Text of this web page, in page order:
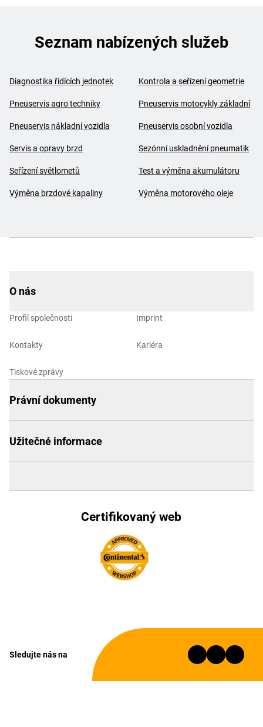
Seznam nabízených služeb
Diagnostika řídících jednotek Kontrola a seřízení geometrie
Pneuservis agro techniky Pneuservis motocykly základní
Pneuservis nákladní vozidla Pneuservis osobní vozidla
Servis a opravy brzd Sezónní uskladnění pneumatik
Seřízení světlometů Test a výměna akumulátoru
Výměna brzdové kapaliny Výměna motorového oleje
O nás
Profil společnosti
Kontakty
Tiskové zprávy
Imprint
Kariéra
Právní dokumenty
Užitečné informace
Certifikovaný web
Sledujte nás na